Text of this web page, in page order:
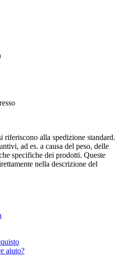
riferiscono alla spedizione standard.
ad es. a causa del peso, delle
specifiche dei prodotti. Queste
nella descrizione del
aiuto?